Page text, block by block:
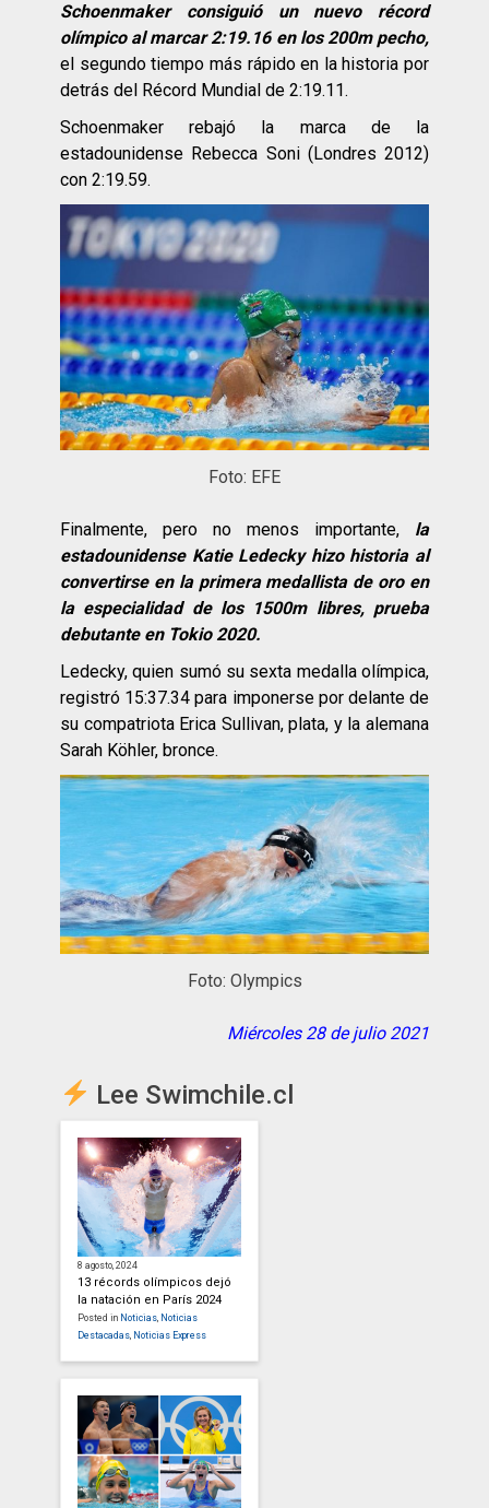
Schoenmaker consiguió un nuevo récord
olímpico al marcar 2:19.16 en los 200m pecho,
el segundo tiempo más rápido en la historia por
detrás del Récord Mundial de 2:19.11.
Schoenmaker rebajó la marca de la
estadounidense Rebecca Soni (Londres 2012)
con 2:19.59.
Foto: EFE
Finalmente, pero no menos importante, la
estadounidense Katie Ledecky hizo historia al
convertirse en la primera medallista de oro en
la especialidad de los 1500m libres, prueba
debutante en Tokio 2020.
Ledecky, quien sumó su sexta medalla olímpica,
registró 15:37.34 para imponerse por delante de
su compatriota Erica Sullivan, plata, y la alemana
Sarah Köhler, bronce.
Foto: Olympics
Miércoles 28 de julio 2021
Lee Swimchile.cl
8 agosto, 2024
13 récords olímpicos dejó
la natación en París 2024
Posted in Noticias Noticias
Destacadas Noticias Express